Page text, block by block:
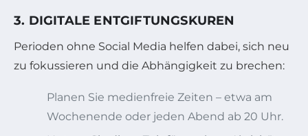
3. DIGITALE ENTGIFTUNGSKUREN
Perioden ohne Social Media helfen dabei, sich neu
zu fokussieren und die Abhängigkeit zu brechen:
Planen Sie medienfreie Zeiten – etwa am
Wochenende oder jeden Abend ab 20 Uhr.